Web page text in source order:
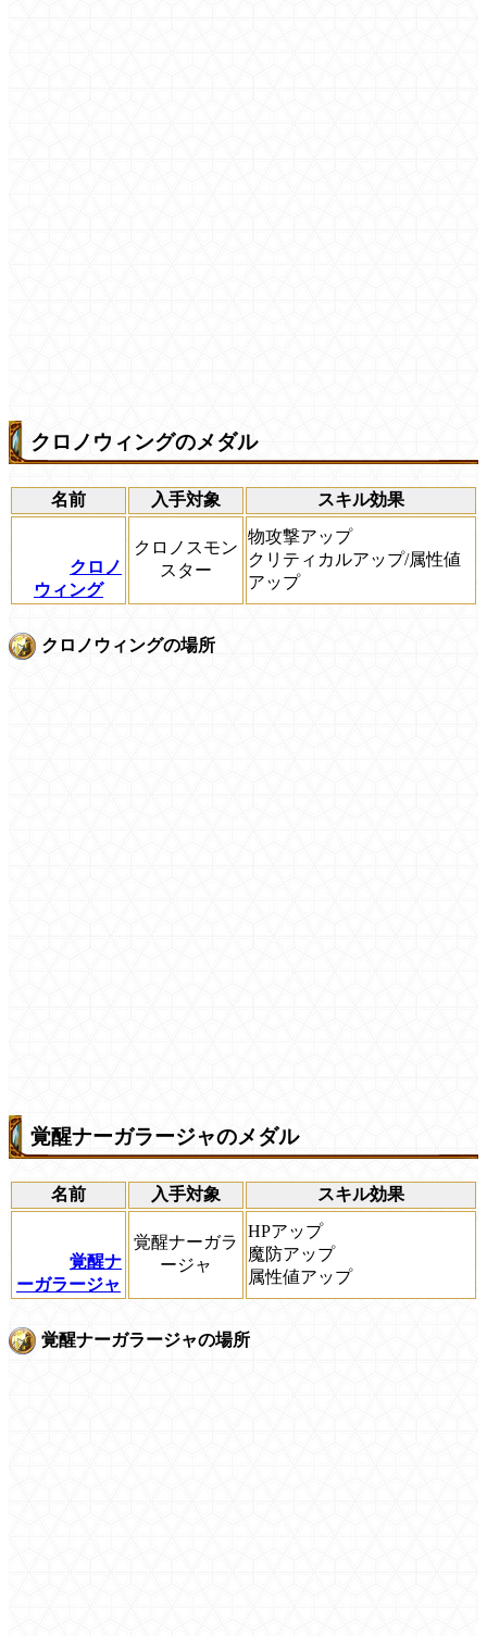
クロノウィングのメダル
名前 入手対象 スキル効果
クロノ
ウィング
クロノスモン
スター
物攻撃アップ
クリティカルアップ/属性値
アップ
クロノウィングの場所
覚醒ナーガラージャのメダル
名前 入手対象 スキル効果
覚醒ナ
ーガラージャ
覚醒ナーガラ
ージャ
HPアップ
魔防アップ
属性値アップ
覚醒ナーガラージャの場所